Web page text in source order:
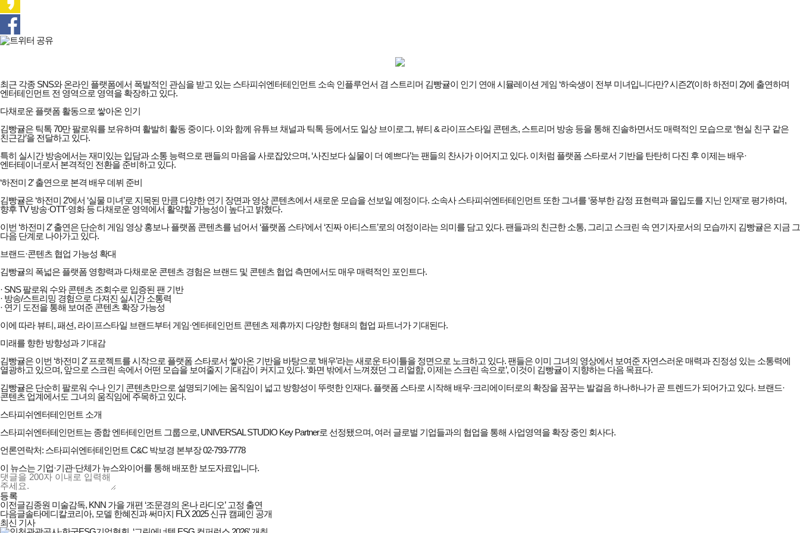
최근 각종 SNS와 온라인 플랫폼에서 폭발적인 관심을 받고 있는 스타피쉬엔터테인먼트 소속 인플루언서 겸 스트리머 김빵귤이 인기 연애 시뮬레이션 게임 ‘하숙생이 전부 미녀입니다만? 시즌2’(이하 하전미 2)에 출연하며
엔터테인먼트 전 영역으로 영역을 확장하고 있다.
다채로운 플랫폼 활동으로 쌓아온 인기
김빵귤은 틱톡 70만 팔로워를 보유하며 활발히 활동 중이다. 이와 함께 유튜브 채널과 틱톡 등에서도 일상 브이로그, 뷰티 & 라이프스타일 콘텐츠, 스트리머 방송 등을 통해 진솔하면서도 매력적인 모습으로 ‘현실 친구 같은
친근감’을 전달하고 있다.
특히 실시간 방송에서는 재미있는 입담과 소통 능력으로 팬들의 마음을 사로잡았으며, ‘사진보다 실물이 더 예쁘다’는 팬들의 찬사가 이어지고 있다. 이처럼 플랫폼 스타로서 기반을 탄탄히 다진 후 이제는 배우·
엔터테이너로서 본격적인 전환을 준비하고 있다.
‘하전미 2’ 출연으로 본격 배우 데뷔 준비
김빵귤은 ‘하전미 2’에서 ‘실물 미녀’로 지목된 만큼 다양한 연기 장면과 영상 콘텐츠에서 새로운 모습을 선보일 예정이다. 소속사 스타피쉬엔터테인먼트 또한 그녀를 ‘풍부한 감정 표현력과 몰입도를 지닌 인재’로 평가하며,
향후 TV 방송·OTT·영화 등 다채로운 영역에서 활약할 가능성이 높다고 밝혔다.
이번 ‘하전미 2’ 출연은 단순히 게임 영상 홍보나 플랫폼 콘텐츠를 넘어서 ‘플랫폼 스타’에서 ‘진짜 아티스트’로의 여정이라는 의미를 담고 있다. 팬들과의 친근한 소통, 그리고 스크린 속 연기자로서의 모습까지 김빵귤은 지금 그
다음 단계로 나아가고 있다.
브랜드·콘텐츠 협업 가능성 확대
김빵귤의 폭넓은 플랫폼 영향력과 다채로운 콘텐츠 경험은 브랜드 및 콘텐츠 협업 측면에서도 매우 매력적인 포인트다.
· SNS 팔로워 수와 콘텐츠 조회수로 입증된 팬 기반
· 방송/스트리밍 경험으로 다져진 실시간 소통력
· 연기 도전을 통해 보여준 콘텐츠 확장 가능성
이에 따라 뷰티, 패션, 라이프스타일 브랜드부터 게임·엔터테인먼트 콘텐츠 제휴까지 다양한 형태의 협업 파트너가 기대된다.
미래를 향한 방향성과 기대감
김빵귤은 이번 ‘하전미 2’ 프로젝트를 시작으로 플랫폼 스타로서 쌓아온 기반을 바탕으로 ‘배우’라는 새로운 타이틀을 정면으로 노크하고 있다. 팬들은 이미 그녀의 영상에서 보여준 자연스러운 매력과 진정성 있는 소통력에
열광하고 있으며, 앞으로 스크린 속에서 어떤 모습을 보여줄지 기대감이 커지고 있다. ‘화면 밖에서 느껴졌던 그 리얼함, 이제는 스크린 속으로’, 이것이 김빵귤이 지향하는 다음 목표다.
김빵귤은 단순히 팔로워 수나 인기 콘텐츠만으로 설명되기에는 움직임이 넓고 방향성이 뚜렷한 인재다. 플랫폼 스타로 시작해 배우·크리에이터로의 확장을 꿈꾸는 발걸음 하나하나가 곧 트렌드가 되어가고 있다. 브랜드·
콘텐츠 업계에서도 그녀의 움직임에 주목하고 있다.
스타피쉬엔터테인먼트 소개
스타피쉬엔터테인먼트는 종합 엔터테인먼트 그룹으로, UNIVERSAL STUDIO Key Partner로 선정됐으며, 여러 글로벌 기업들과의 협업을 통해 사업영역을 확장 중인 회사다.
언론연락처: 스타피쉬엔터테인먼트 C&C 박보경 본부장 02-793-7778
이 뉴스는 기업·기관·단체가 뉴스와이어를 통해 배포한 보도자료입니다.
등록
이전글김종원 미술감독, KNN 가을 개편 ‘조문경의 온나 라디오’ 고정 출연
다음글솔타메디칼코리아, 모델 한혜진과 써마지 FLX 2025 신규 캠페인 공개
최신 기사